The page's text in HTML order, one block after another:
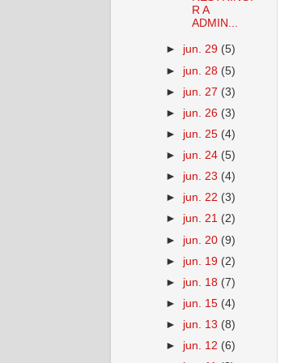
R A
ADMIN...
► jun. 29 (5)
► jun. 28 (5)
► jun. 27 (3)
► jun. 26 (3)
► jun. 25 (4)
► jun. 24 (5)
► jun. 23 (4)
► jun. 22 (3)
► jun. 21 (2)
► jun. 20 (9)
► jun. 19 (2)
► jun. 18 (7)
► jun. 15 (4)
► jun. 13 (8)
► jun. 12 (6)